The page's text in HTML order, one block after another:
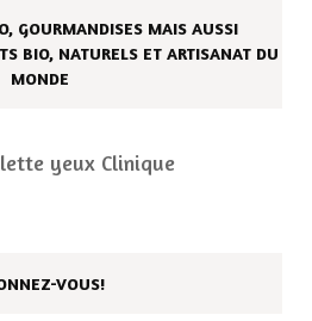
GOURMANDISES MAIS AUSSI
BIO, NATURELS ET ARTISANAT DU
MONDE
VOUS!